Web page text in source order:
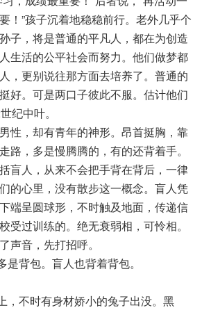
！”孩子沉着地稳稳前行。老外几乎个
子，将是普通的平凡人，都在为创造
生活的公平社会而努力。他们做梦都
，更别说往那方面去培养了。普通的
好。可是两口子彼此不服。估计他们
纪中叶。
，却有青年的神形。昂首挺胸，靠
路，多是慢腾腾的，有的还背着手。
盲人，从来不会把手背在背后，一律
的心里，没有散步这一概念。盲人凭
端呈圆球形，不时触及地面，传递信
受过训练的。绝无衰弱相，可怜相。
声音，先打招呼。
背包。盲人也背着背包。
不时有身材娇小的兔子出没。黑